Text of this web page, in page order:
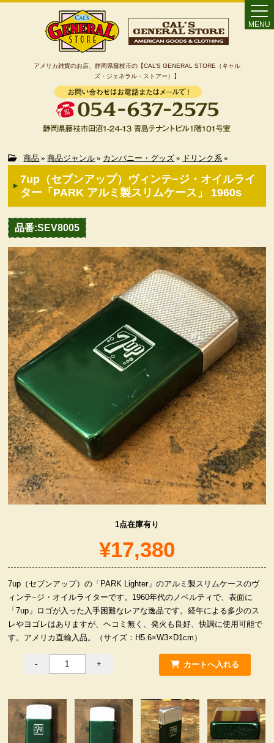
アメリカ雑貨のお店、静岡県藤枝市の【CAL’S GENERAL STORE（キャル
ズ・ジェネラル・ストアー）】
MENU
Home
カート
特定商取引法に基づく表記
カテゴリー検索
ヴィンテージ・グッズ
LIFE誌 企業広告切り抜き
ファイヤーキング他
コカコーラ・グッズ
カンパニー・グッズ
キャラクター・グッズ
喫煙具
服飾小物雑貨
商品 » 商品ジャンル » カンパニー・グッズ » ドリンク系 »
7up（セブンアップ）ヴィンテ−ジ・オイルライ
ター「PARK アルミ製スリムケース」 1960s
品番:SEV8005
1点在庫有り
¥17,380
7up（セブンアップ）の「PARK Lighter」のアルミ製スリムケースのヴ
ィンテ−ジ・オイルライターです。1960年代のノベルティで、表面に
「7up」ロゴが入った入手困難なレアな逸品です。経年による多少のス
レやヨゴレはありますが、ヘコミ無く、発火も良好、快調に使用可能で
す。アメリカ直輸入品。（サイズ：H5.6×W3×D1cm）